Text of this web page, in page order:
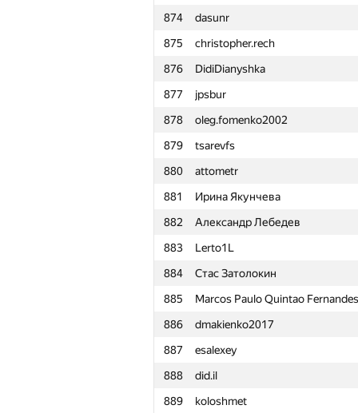
874
dasunr
875
christopher.rech
876
DidiDianyshka
877
jpsbur
878
oleg.fomenko2002
879
tsarevfs
880
attometr
881
Ирина Якунчева
882
Александр Лебедев
883
Lerto1L
884
Стас Затолокин
885
Marcos Paulo Quintao Fernandes
886
dmakienko2017
887
esalexey
888
did.il
889
koloshmet
851 Tiago Figueiredo Goncalves
852
Spasitel90
853
ilenok
854
Rasmus
855
calbbbang
856
KorolevNS98
857
Stiluzoid
858
R.E.Gerasimov
859
yndx-rodion-m
860
orthodoxparadox
861
bhargavasaiy
862
ericxiao
863
daanishmahajan
864
egorkudr1
865
Taylor Huang
866
kochetovnicolai